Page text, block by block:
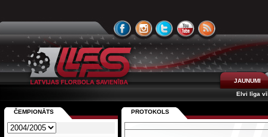
JAUNUMI
Elvi līga
PROTOKOLS
ČEMPIONĀTS